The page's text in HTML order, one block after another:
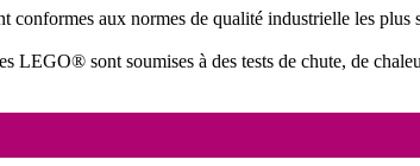
aux normes de qualité industrielle les plus
LEGO® sont soumises à des tests de chute, de